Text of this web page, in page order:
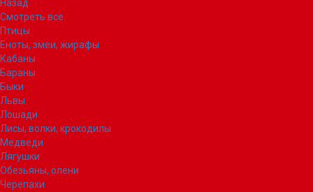
Назад
Смотреть все
Птицы
Еноты, змеи, жирафы
Кабаны
Бараны
Быки
Львы
Лошади
Лисы, волки, крокодилы
Медведи
Лягушки
Обезьяны, олени
Черепахи